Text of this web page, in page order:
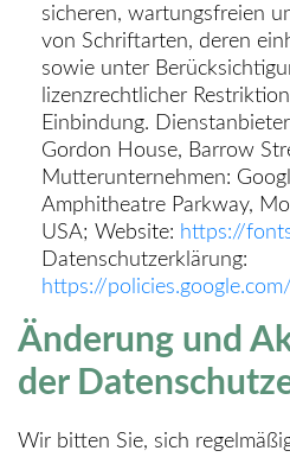
sicheren, wartungsfreien
von Schriftarten, deren
sowie unter
lizenzrechtlicher
Einbindung.
Gordon House, Barrow
Mutterunternehmen:
Amphitheatre Parkway,
USA; Website: https://
Datenschutzerklärung:
https://
Änderung und
der
Wir bitten Sie, sich